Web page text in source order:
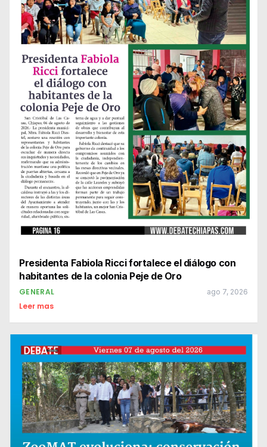
Presidenta Fabiola Ricci fortalece el diálogo con
habitantes de la colonia Peje de Oro
GENERAL ago 7, 2026
Leer mas